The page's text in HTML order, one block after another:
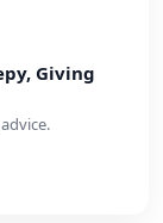
Giving